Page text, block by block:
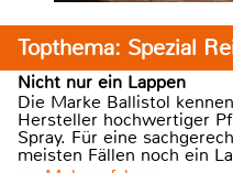
Topthema: Spezial
Nicht nur ein Lappen
Die Marke Ballistol
Hersteller hochwertiger
Spray. Für eine
meisten Fällen noch ein